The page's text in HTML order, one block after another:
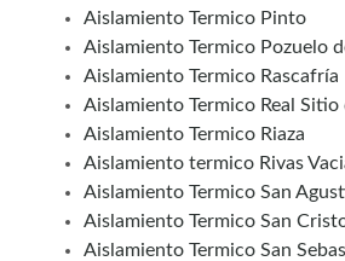
Aislamiento Termico Pinto
Aislamiento Termico Pozuelo
Aislamiento Termico Rascafría
Aislamiento Termico Real Sitio
Aislamiento Termico Riaza
Aislamiento termico Rivas
Aislamiento Termico San
Aislamiento Termico San
Aislamiento Termico San